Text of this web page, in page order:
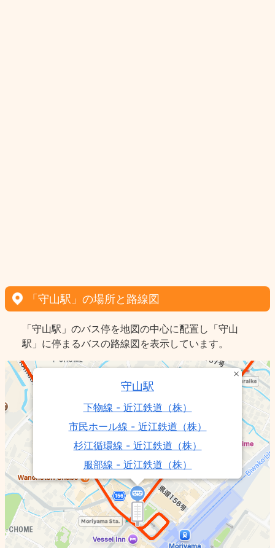
「守山駅」の場所と路線図
「守山駅」のバス停を地図の中心に配置し「守山
駅」に停まるバスの路線図を表示しています。
守山駅
下物線 - 近江鉄道（株）
市民ホール線 - 近江鉄道（株）
杉江循環線 - 近江鉄道（株）
服部線 - 近江鉄道（株）
84 琵琶湖大橋線（エコバス） - 近江鉄
道（株）・江若交通（株）
86 琵琶湖大橋線（エコバス） - 近江鉄
道（株）・江若交通（株）
小浜線 - 近江鉄道（株）